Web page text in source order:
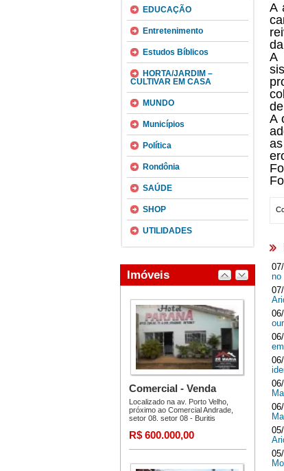
EDUCAÇÃO
Entretenimento
Estudos Bíblicos
HORTA/JARDIM –
CULTIVAR EM CASA
MUNDO
Municípios
Política
Rondônia
SAÚDE
SHOP
UTILIDADES
A
A
A
no